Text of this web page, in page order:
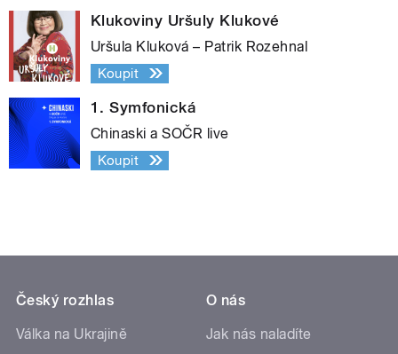
Klukoviny Uršuly Klukové
Uršula Kluková – Patrik Rozehnal
Koupit
1. Symfonická
Chinaski a SOČR live
Koupit
Český rozhlas
Válka na Ukrajině
O nás
Jak nás naladíte